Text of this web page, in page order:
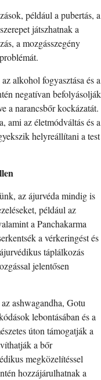
például a pubertás, a
játszhatnak a
a mozgásszegény
alkohol fogyasztása és a
negatívan befolyásolják
a narancsbőr kockázatát.
ami az életmódváltás és a
helyreállítani a test
az ájurvéda mindig is
például az
a Panchakarma
a vérkeringést és
táplálkozás
jelentősen
ashwagandha, Gotu
lebontásában és a
úton támogatják a
a bőr
megközelítéssel
hozzájárulhatnak a